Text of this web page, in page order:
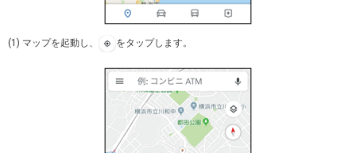
(1) マップを起動し、 をタップします。